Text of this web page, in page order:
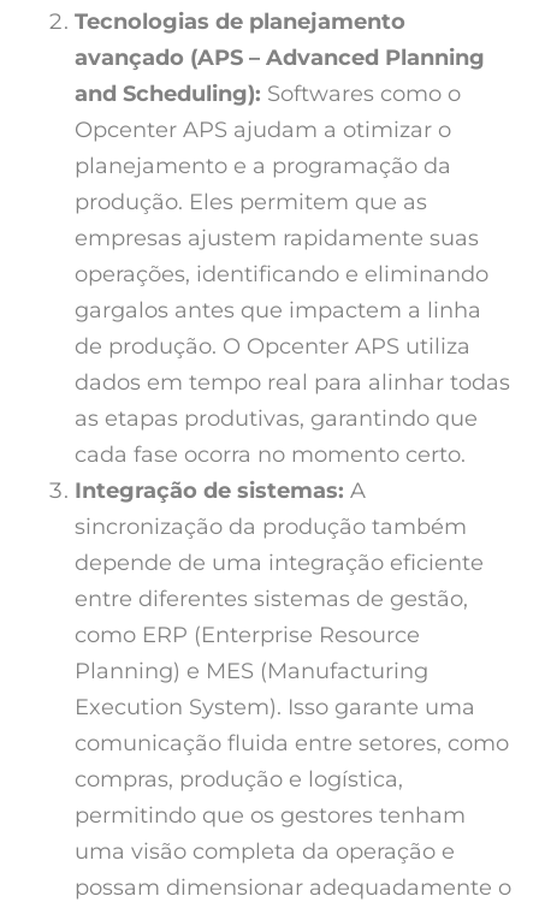
Tecnologias de planejamento
avançado (APS – Advanced Planning
and Scheduling): Softwares como o
Opcenter APS ajudam a otimizar o
planejamento e a programação da
produção. Eles permitem que as
empresas ajustem rapidamente suas
operações, identificando e eliminando
gargalos antes que impactem a linha
de produção. O Opcenter APS utiliza
dados em tempo real para alinhar todas
as etapas produtivas, garantindo que
cada fase ocorra no momento certo.
Integração de sistemas: A
sincronização da produção também
depende de uma integração eficiente
entre diferentes sistemas de gestão,
como ERP (Enterprise Resource
Planning) e MES (Manufacturing
Execution System). Isso garante uma
comunicação fluida entre setores, como
compras, produção e logística,
permitindo que os gestores tenham
uma visão completa da operação e
possam dimensionar adequadamente o